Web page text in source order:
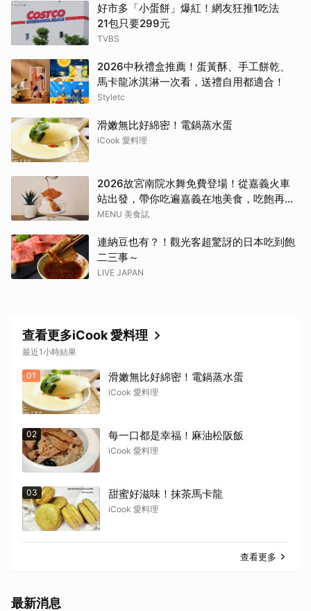
好市多「小蛋餅」爆紅！網友狂推1吃法
21包只要299元
TVBS
2026中秋禮盒推薦！蛋黃酥、手工餅乾、
馬卡龍冰淇淋一次看，送禮自用都適合！
Styletc
滑嫩無比好綿密！電鍋蒸水蛋
iCook 愛料理
2026故宮南院水舞免費登場！從嘉義火車
站出發，帶你吃遍嘉義在地美食，吃飽再去
看夜間展演，這周末就這樣安排吧！
MENU 美食誌
連納豆也有？！觀光客超驚訝的日本吃到飽
二三事～
LIVE JAPAN
查看更多iCook 愛料理
最近1小時結果
01 滑嫩無比好綿密！電鍋蒸水蛋
iCook 愛料理
02 每一口都是幸福！麻油松阪飯
iCook 愛料理
03 甜蜜好滋味！抹茶馬卡龍
iCook 愛料理
查看更多
最新消息